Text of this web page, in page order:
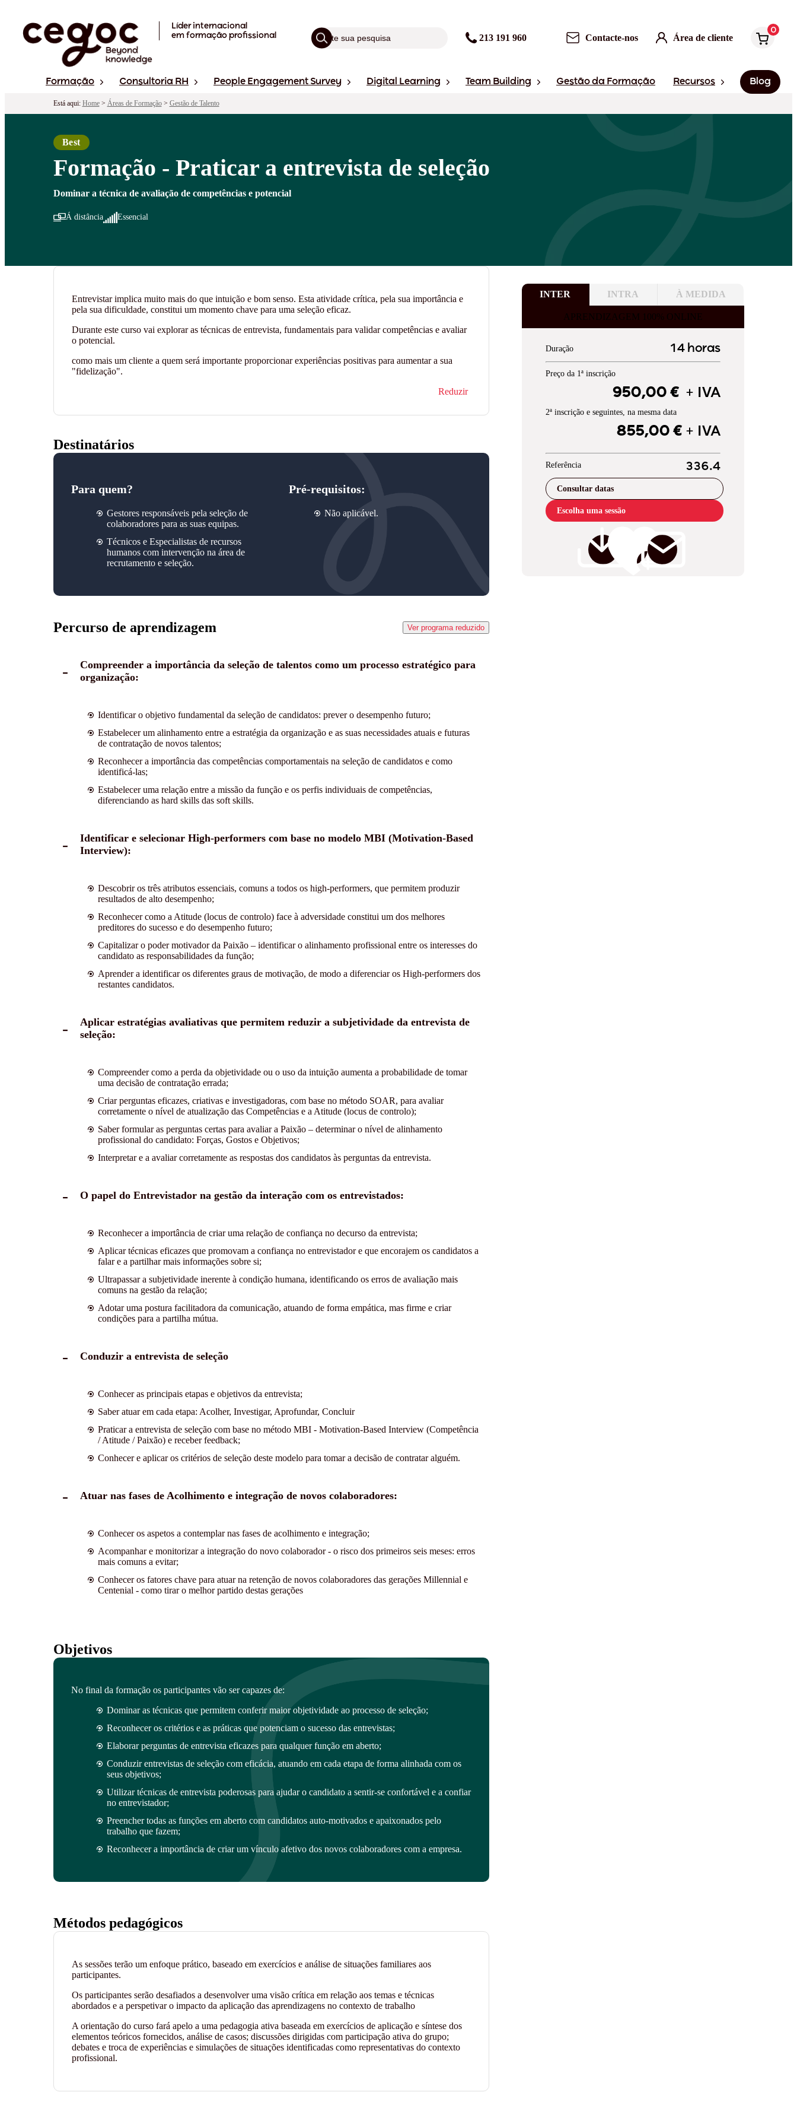
Líder internacional
em formação profissional
213 191 960 Contacte-nos Área de cliente
0
Formação Consultoria RH People Engagement Survey Digital Learning Team Building Gestão da Formação Recursos Blog
Está aqui: Home> Áreas de Formação> Gestão de Talento
Best
Formação - Praticar a entrevista de seleção
Dominar a técnica de avaliação de competências e potencial
Á distância Essencial
INTER INTRA À MEDIDA
APRENDIZAGEM 100% ONLINE
Duração 14 horas
Preço da 1ª inscrição
950,00 €+ IVA
2ª inscrição e seguintes, na mesma data
855,00 €+ IVA
Referência 336.4
Consultar datas
Escolha uma sessão
Entrevistar implica muito mais do que intuição e bom senso. Esta atividade crítica, pela sua importância e
pela sua dificuldade, constitui um momento chave para uma seleção eficaz.
Durante este curso vai explorar as técnicas de entrevista, fundamentais para validar competências e avaliar
o potencial.
como mais um cliente a quem será importante proporcionar experiências positivas para aumentar a sua
"fidelização".
Reduzir
Destinatários
Para quem?
Gestores responsáveis pela seleção de
colaboradores para as suas equipas.
Técnicos e Especialistas de recursos
humanos com intervenção na área de
recrutamento e seleção.
Pré-requisitos:
Não aplicável.
Percurso de aprendizagem Ver programa reduzido
Compreender a importância da seleção de talentos como um processo estratégico para
organização:
Identificar o objetivo fundamental da seleção de candidatos: prever o desempenho futuro;
Estabelecer um alinhamento entre a estratégia da organização e as suas necessidades atuais e futuras
de contratação de novos talentos;
Reconhecer a importância das competências comportamentais na seleção de candidatos e como
identificá-las;
Estabelecer uma relação entre a missão da função e os perfis individuais de competências,
diferenciando as hard skills das soft skills.
Identificar e selecionar High-performers com base no modelo MBI (Motivation-Based
Interview):
Descobrir os três atributos essenciais, comuns a todos os high-performers, que permitem produzir
resultados de alto desempenho;
Reconhecer como a Atitude (locus de controlo) face à adversidade constitui um dos melhores
preditores do sucesso e do desempenho futuro;
Capitalizar o poder motivador da Paixão – identificar o alinhamento profissional entre os interesses do
candidato as responsabilidades da função;
Aprender a identificar os diferentes graus de motivação, de modo a diferenciar os High-performers dos
restantes candidatos.
Aplicar estratégias avaliativas que permitem reduzir a subjetividade da entrevista de
seleção:
Compreender como a perda da objetividade ou o uso da intuição aumenta a probabilidade de tomar
uma decisão de contratação errada;
Criar perguntas eficazes, criativas e investigadoras, com base no método SOAR, para avaliar
corretamente o nível de atualização das Competências e a Atitude (locus de controlo);
Saber formular as perguntas certas para avaliar a Paixão – determinar o nível de alinhamento
profissional do candidato: Forças, Gostos e Objetivos;
Interpretar e a avaliar corretamente as respostas dos candidatos às perguntas da entrevista.
O papel do Entrevistador na gestão da interação com os entrevistados:
Reconhecer a importância de criar uma relação de confiança no decurso da entrevista;
Aplicar técnicas eficazes que promovam a confiança no entrevistador e que encorajem os candidatos a
falar e a partilhar mais informações sobre si;
Ultrapassar a subjetividade inerente à condição humana, identificando os erros de avaliação mais
comuns na gestão da relação;
Adotar uma postura facilitadora da comunicação, atuando de forma empática, mas firme e criar
condições para a partilha mútua.
Conduzir a entrevista de seleção
Conhecer as principais etapas e objetivos da entrevista;
Saber atuar em cada etapa: Acolher, Investigar, Aprofundar, Concluir
Praticar a entrevista de seleção com base no método MBI - Motivation-Based Interview (Competência
/ Atitude / Paixão) e receber feedback;
Conhecer e aplicar os critérios de seleção deste modelo para tomar a decisão de contratar alguém.
Atuar nas fases de Acolhimento e integração de novos colaboradores:
Conhecer os aspetos a contemplar nas fases de acolhimento e integração;
Acompanhar e monitorizar a integração do novo colaborador - o risco dos primeiros seis meses: erros
mais comuns a evitar;
Conhecer os fatores chave para atuar na retenção de novos colaboradores das gerações Millennial e
Centenial - como tirar o melhor partido destas gerações
Objetivos
No final da formação os participantes vão ser capazes de:
Dominar as técnicas que permitem conferir maior objetividade ao processo de seleção;
Reconhecer os critérios e as práticas que potenciam o sucesso das entrevistas;
Elaborar perguntas de entrevista eficazes para qualquer função em aberto;
Conduzir entrevistas de seleção com eficácia, atuando em cada etapa de forma alinhada com os
seus objetivos;
Utilizar técnicas de entrevista poderosas para ajudar o candidato a sentir-se confortável e a confiar
no entrevistador;
Preencher todas as funções em aberto com candidatos auto-motivados e apaixonados pelo
trabalho que fazem;
Reconhecer a importância de criar um vínculo afetivo dos novos colaboradores com a empresa.
Métodos pedagógicos
As sessões terão um enfoque prático, baseado em exercícios e análise de situações familiares aos
participantes.
Os participantes serão desafiados a desenvolver uma visão crítica em relação aos temas e técnicas
abordados e a perspetivar o impacto da aplicação das aprendizagens no contexto de trabalho
A orientação do curso fará apelo a uma pedagogia ativa baseada em exercícios de aplicação e síntese dos
elementos teóricos fornecidos, análise de casos; discussões dirigidas com participação ativa do grupo;
debates e troca de experiências e simulações de situações identificadas como representativas do contexto
profissional.